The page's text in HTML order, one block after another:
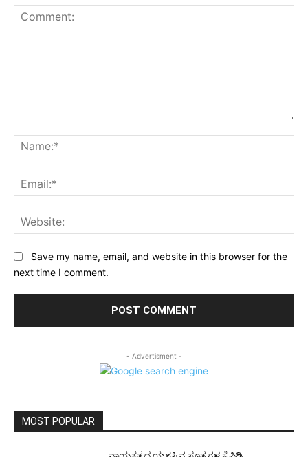
Save my name, email, and website in this browser for the
next time I comment.
- Advertisment -
MOST POPULAR